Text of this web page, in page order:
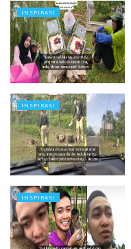
INSPIRASI
INSPIRASI
INSPIRASI